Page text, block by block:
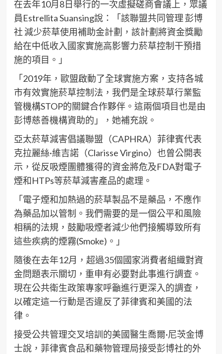
在去年10月8日舉行的一次虛擬磋商會議上，眾議
員Estrellita Suansing說：「該聯盟共同管理 彭博
社 減少菸草使用補助金計劃，該計劃將資金獎勵
給在中低收入國家實施高影響力菸草控制干預措
施的項目。」
「2019年，歐盟啟動了全球實施方案，支持各城
市有效實施菸草控制法，我們是全球菸草行業監
管機構STOP的關鍵合作夥伴。這兩個項目也是由
彭博慈善機構資助的」，她補充說。
亞太菸草減害倡議聯盟（CAPHRA）菲律賓代表
克拉麗絲·維吉諾（Clarisse Virgino）也曾公開表
示，從反吸煙團體獲得的資金將危及FDA對電子
煙和HTPs等菸草減害產品的處理。
「電子煙和加熱過的菸草製品不是藥品，不應作
為藥品加以管制。我們需要的是一個公平和風險
相稱的法規，鼓勵吸煙者減少他們接觸導致所有
這些疾病的煙霧(Smoke)。」
隨後在去年12月，超過35個國家消費者組織對資
金問題表示關切，重申有必要對此事進行調查。
現在公共衛生政策專家呼籲進行更深入的調查，
以確定這一行動是否違反了菲律賓和美國的法
律。
接受公共管理交叉培訓的美國醫生喬爾·尼茨金博
士說，菲律賓食品和藥物管理局接受彭博社的外